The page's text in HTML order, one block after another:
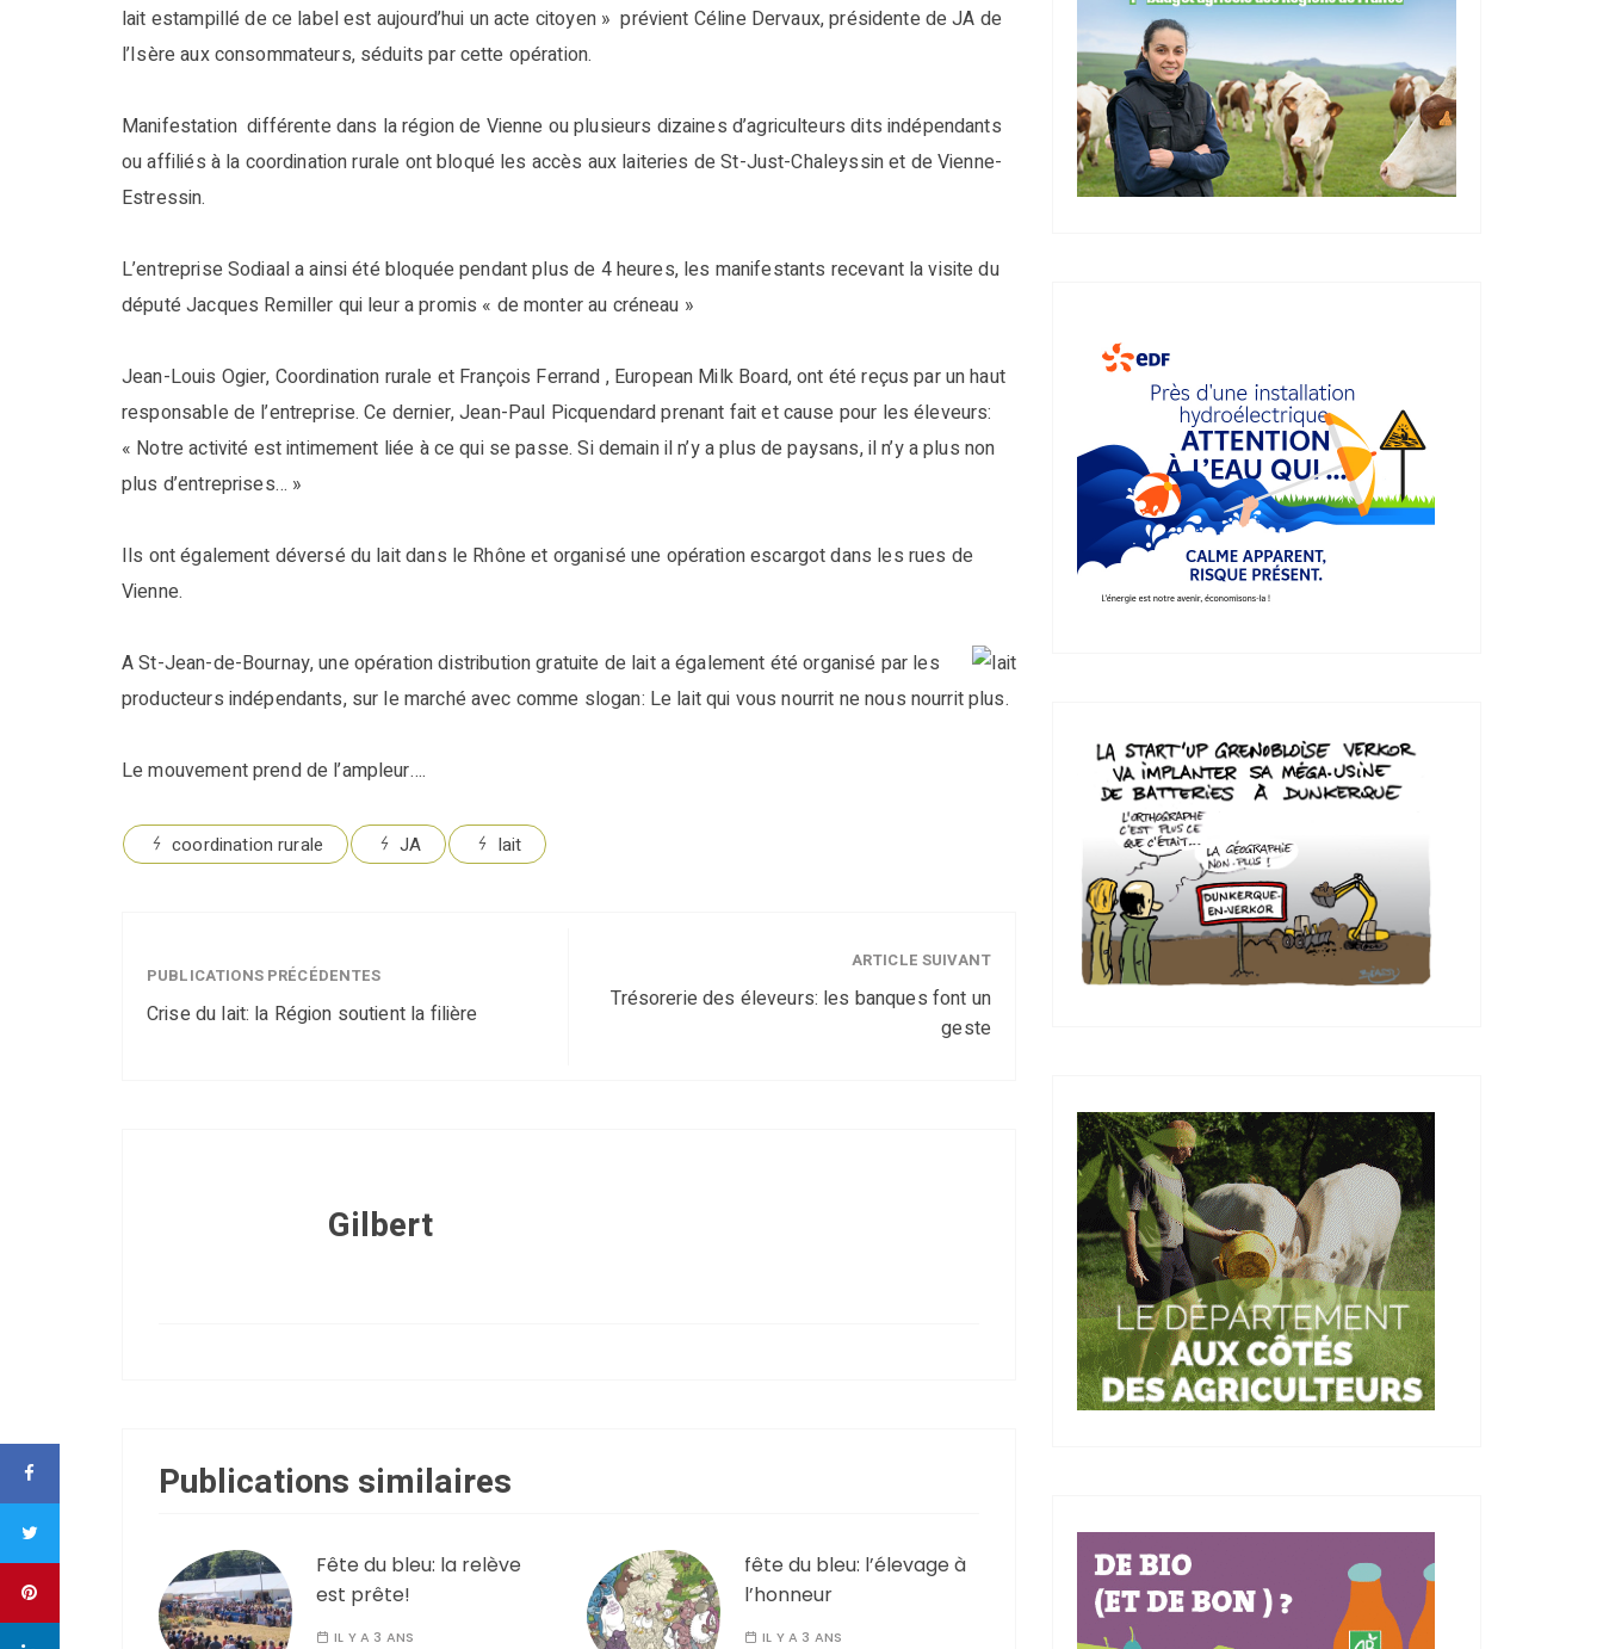
lait estampillé de ce label est aujourd’hui un acte citoyen » prévient Céline Dervaux, présidente de JA de
l’Isère aux consommateurs, séduits par cette opération.
Manifestation différente dans la région de Vienne ou plusieurs dizaines d’agriculteurs dits indépendants
ou affiliés à la coordination rurale ont bloqué les accès aux laiteries de St-Just-Chaleyssin et de Vienne-
Estressin.
L’entreprise Sodiaal a ainsi été bloquée pendant plus de 4 heures, les manifestants recevant la visite du
député Jacques Remiller qui leur a promis « de monter au créneau »
Jean-Louis Ogier, Coordination rurale et François Ferrand , European Milk Board, ont été reçus par un haut
responsable de l’entreprise. Ce dernier, Jean-Paul Picquendard prenant fait et cause pour les éleveurs:
« Notre activité est intimement liée à ce qui se passe. Si demain il n’y a plus de paysans, il n’y a plus non
plus d’entreprises… »
Ils ont également déversé du lait dans le Rhône et organisé une opération escargot dans les rues de
Vienne.
A St-Jean-de-Bournay, une opération distribution gratuite de lait a également été organisé par les
producteurs indépendants, sur le marché avec comme slogan: Le lait qui vous nourrit ne nous nourrit plus.
Le mouvement prend de l’ampleur….
coordination rurale JA lait
PUBLICATIONS PRÉCÉDENTES
Crise du lait: la Région soutient la filière
ARTICLE SUIVANT
Trésorerie des éleveurs: les banques font un
geste
Gilbert
Publications similaires
Fête du bleu: la relève
est prête!
IL Y A 3 ANS
fête du bleu: l’élevage à
l’honneur
IL Y A 3 ANS